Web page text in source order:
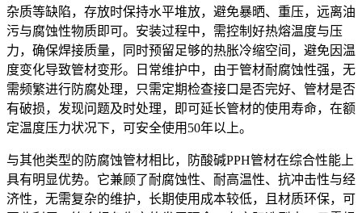
杂质等缺陷，存放时保持水平堆放，避免暴晒、重压，远离油
污与腐蚀性物质即可。安装过程中，需控制好热熔温度与压
力，确保焊接质量，同时预留足够的热胀冷缩空间，避免因温
度变化导致管材变形。日常维护中，由于管材耐腐蚀性强，无
需频繁进行防腐处理，只需定期检查接口是否完好、管材是否
有破损，发现问题及时处理，即可延长管材的使用寿命，在额
定温度压力状况下，可安全使用50年以上。
与其他类型的防腐蚀管材相比，防酸碱PPH管材在综合性能上
具有明显优势。它兼顾了耐腐蚀性、耐高温性、抗冲击性与经
济性，无需复杂的维护，长期使用成本较低，且材质环保，可